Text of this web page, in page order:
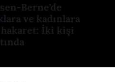
Berne’de
ve kadınlara
hakaret: İki kişi